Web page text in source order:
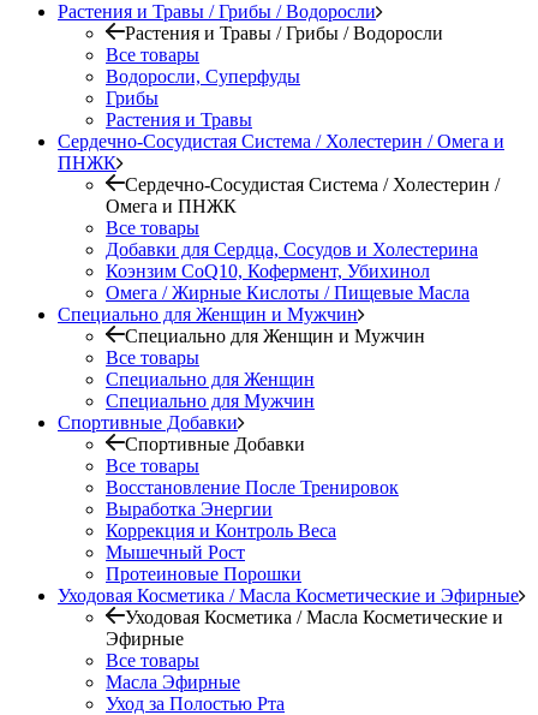
Растения и Травы / Грибы / Водоросли
Растения и Травы / Грибы / Водоросли
Все товары
Водоросли, Суперфуды
Грибы
Растения и Травы
Сердечно-Сосудистая Система / Холестерин / Омега и
ПНЖК
Сердечно-Сосудистая Система / Холестерин /
Омега и ПНЖК
Все товары
Добавки для Сердца, Сосудов и Холестерина
Коэнзим CoQ10, Кофермент, Убихинол
Омега / Жирные Кислоты / Пищевые Масла
Специально для Женщин и Мужчин
Специально для Женщин и Мужчин
Все товары
Специально для Женщин
Специально для Мужчин
Спортивные Добавки
Спортивные Добавки
Все товары
Восстановление После Тренировок
Выработка Энергии
Коррекция и Контроль Веса
Мышечный Рост
Протеиновые Порошки
Уходовая Косметика / Масла Косметические и Эфирные
Уходовая Косметика / Масла Косметические и
Эфирные
Все товары
Масла Эфирные
Уход за Полостью Рта